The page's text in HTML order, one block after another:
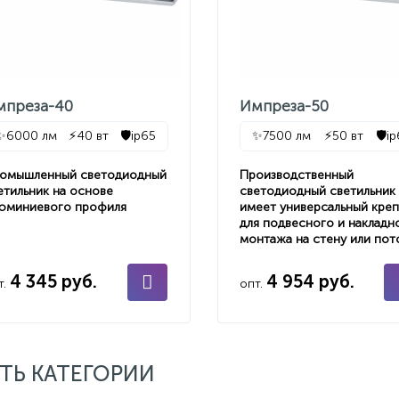
40
6000 лм ⚡40 вт 🛡️ip65
светодиодный
на основе
профиля
4 345 руб.
Импреза-50
✨7500 лм ⚡50 вт 🛡️
Производственный
светодиодный светильник
имеет универсальный
для подвесного и
монтажа на стену или
опт. 4 954 руб.
КАТЕГОРИИ